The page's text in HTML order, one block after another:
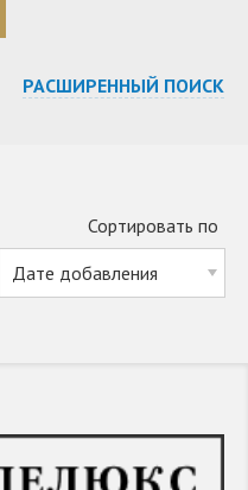
РАСШИРЕННЫЙ ПОИСК
Сортировать по